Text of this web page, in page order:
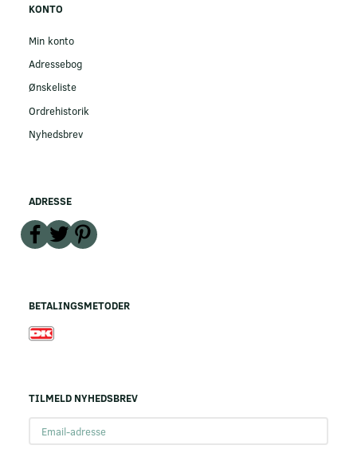
KONTO
Min konto
Adressebog
Ønskeliste
Ordrehistorik
Nyhedsbrev
ADRESSE
BETALINGSMETODER
TILMELD NYHEDSBREV
adresse